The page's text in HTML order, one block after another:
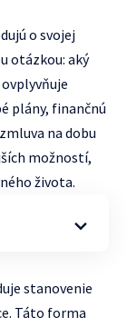
o svojej
otázkou: aký
plány, finančnú
na dobu
možností,
života.
stanovenie
Táto forma